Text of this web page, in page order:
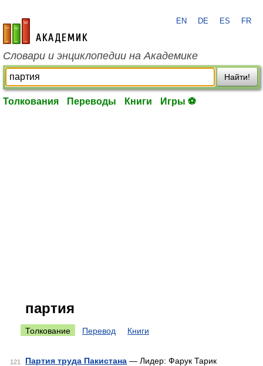
academic.ru
EN DE ES FR
Словари и энциклопедии на Академике
Найти!
Толкования Переводы Книги Игры ⚽
партия
Толкование Перевод Книги
121 Партия труда Пакистана — Лидер: Фарук Тарик